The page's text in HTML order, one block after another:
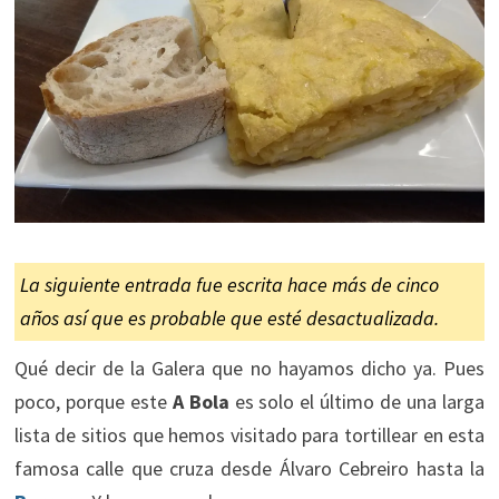
La siguiente entrada fue escrita hace más de cinco
años así que es probable que esté desactualizada.
Qué decir de la Galera que no hayamos dicho ya. Pues
poco, porque este A Bola es solo el último de una larga
lista de sitios que hemos visitado para tortillear en esta
famosa calle que cruza desde Álvaro Cebreiro hasta la